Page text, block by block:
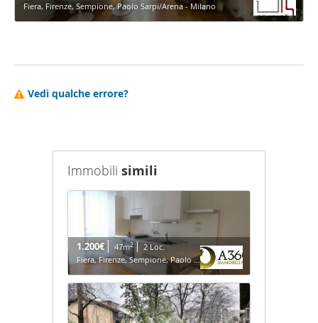
Fiera, Firenze, Sempione, Paolo Sarpi/Arena - Milano
Vedi qualche errore?
Immobili simili
1.200€ 47m2
2 Loc.
Fiera, Firenze, Sempione, Paolo Sarpi/Arena - Milano